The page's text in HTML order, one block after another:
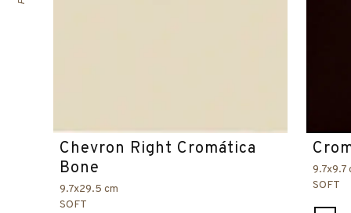
Chevron Right Cromática
Bone
9.7x29.5 cm
SOFT
9.7x9.7
SOFT